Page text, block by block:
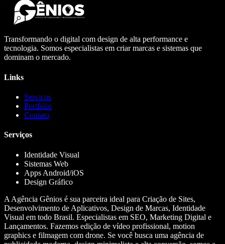
Transformando o digital com design de alta performance e
tecnologia. Somos especialistas em criar marcas e sistemas que
dominam o mercado.
Links
Serviços
Portfólio
Contato
Serviços
Identidade Visual
Sistemas Web
Apps Android/iOS
Design Gráfico
A Agência Gênios é sua parceira ideal para Criação de Sites,
Desenvolvimento de Aplicativos, Design de Marcas, Identidade
Visual em todo Brasil. Especialistas em SEO, Marketing Digital e
Lançamentos. Fazemos edição de vídeo profissional, motion
graphics e filmagem com drone. Se você busca uma agência de